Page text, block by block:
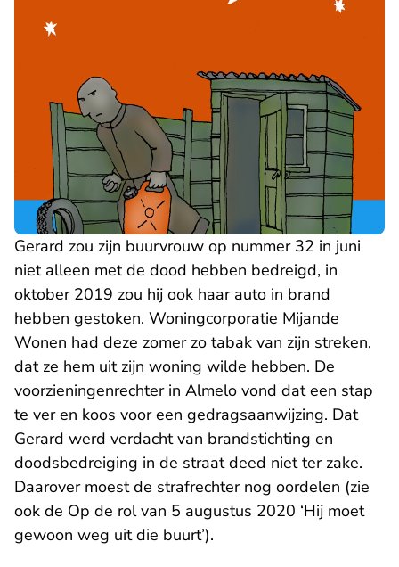
Gerard zou zijn buurvrouw op nummer 32 in juni
niet alleen met de dood hebben bedreigd, in
oktober 2019 zou hij ook haar auto in brand
hebben gestoken. Woningcorporatie Mijande
Wonen had deze zomer zo tabak van zijn streken,
dat ze hem uit zijn woning wilde hebben. De
voorzieningenrechter in Almelo vond dat een stap
te ver en koos voor een gedragsaanwijzing. Dat
Gerard werd verdacht van brandstichting en
doodsbedreiging in de straat deed niet ter zake.
Daarover moest de strafrechter nog oordelen (zie
ook de Op de rol van 5 augustus 2020 ‘Hij moet
gewoon weg uit die buurt’).